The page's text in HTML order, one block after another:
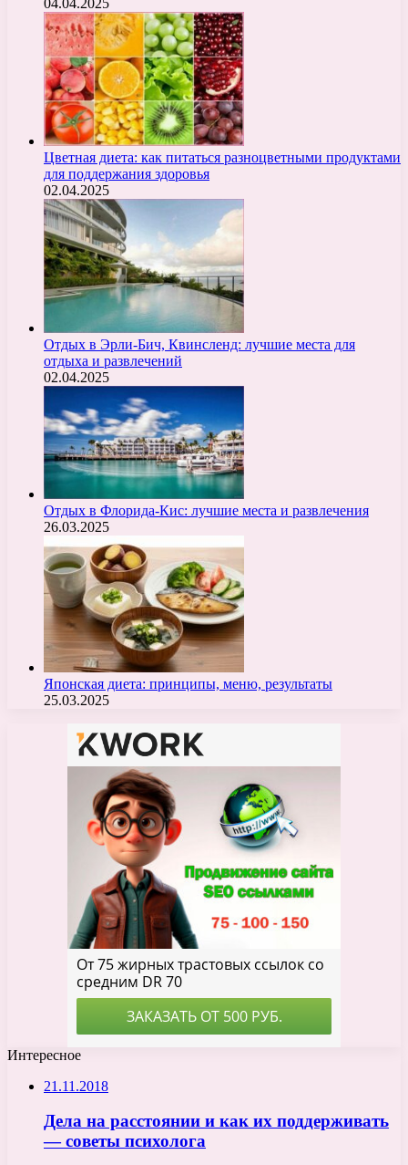
Цветная диета: как питаться разноцветными продуктами
для поддержания здоровья
02.04.2025
Отдых в Эрли-Бич, Квинсленд: лучшие места для
отдыха и развлечений
02.04.2025
Отдых в Флорида-Кис: лучшие места и развлечения
26.03.2025
Японская диета: принципы, меню, результаты
25.03.2025
Интересное
21.11.2018
Дела на расстоянии и как их поддерживать
— советы психолога